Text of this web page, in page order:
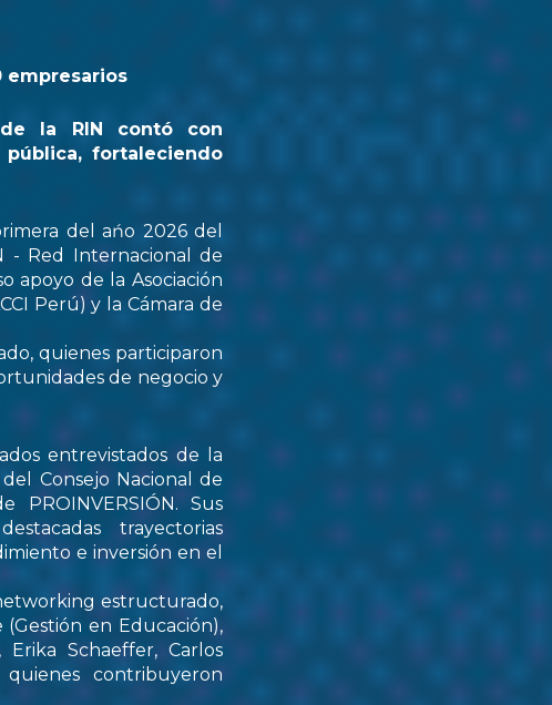
empresarios
la RIN contó con
fortaleciendo
del ańo 2026 del
- Red Internacional de
apoyo de la Asociación
Perú) y la Cámara de
quienes participaron
de negocio y
entrevistados de la
Consejo Nacional de
Sus
trayectorias
e inversión en el
estructurado,
en Educación),
Schaeffer, Carlos
contribuyeron